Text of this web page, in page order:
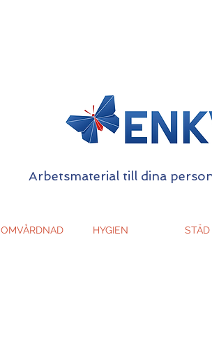
Arbetsmaterial till dina
OMVÅRDNAD HYGIEN STÄD